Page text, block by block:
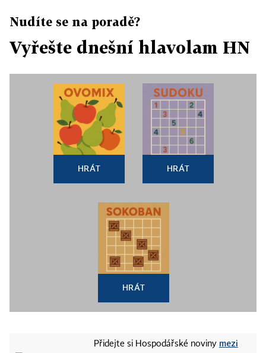
Nudíte se na poradě?
Vyřešte dnešní hlavolam HN
HRÁT HRÁT
HRÁT
Přidejte si Hospodářské noviny mezi